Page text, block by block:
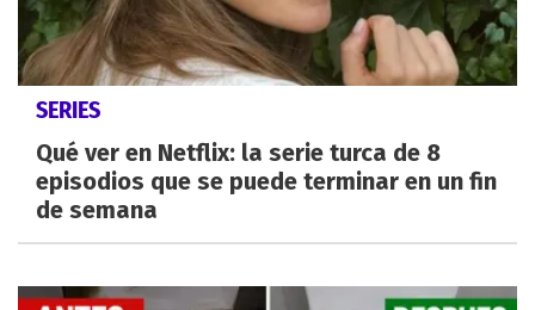
SERIES
Qué ver en Netflix: la serie turca de 8
episodios que se puede terminar en un fin
de semana